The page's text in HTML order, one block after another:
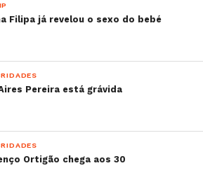
Filipa já revelou o sexo do bebé
Pereira está grávida
Ortigão chega aos 30